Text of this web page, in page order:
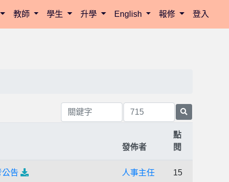
教師 學生 升學 English 報修 登入
發佈者
點
閱
告 人事主任 15